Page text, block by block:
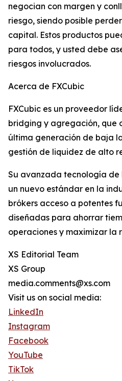
negocian con margen y
riesgo, siendo posible
capital. Estos productos
para todos, y usted debe
riesgos involucrados.
Acerca de FXCubic
FXCubic es un proveedor
bridging y agregación, que
última generación de baja
gestión de liquidez de alto
Su avanzada tecnología
un nuevo estándar en la
brókers acceso a potentes
diseñadas para ahorrar
operaciones y maximizar la
XS Editorial Team
XS Group
media.comments@xs.com
Visit us on social media:
LinkedIn
Instagram
Facebook
YouTube
TikTok